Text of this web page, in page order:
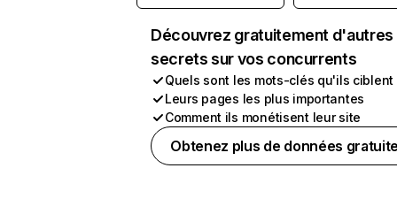
Découvrez gratuitement d'autres
secrets sur vos concurrents
Quels sont les mots-clés qu'ils ciblent
Leurs pages les plus importantes
Comment ils monétisent leur site
Obtenez plus de données